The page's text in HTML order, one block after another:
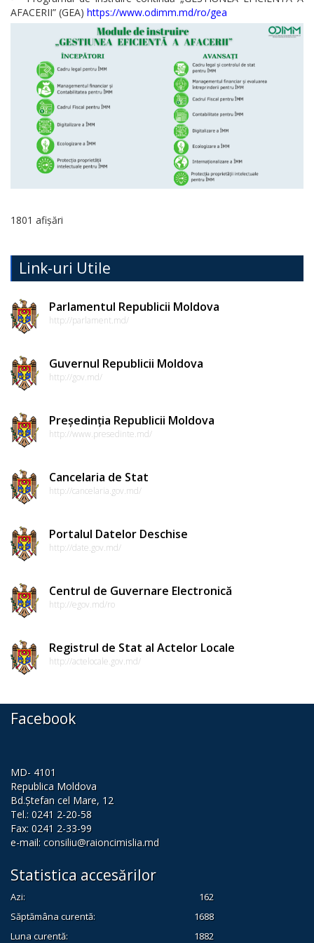
Serviciul
Arhivă
Serviciul
Juridic
Serviciul
Audit
Declarații
avere
și
interese
personale
Consilierii
Comisiile
de
specialitate
ale
consiliului
Codul
conduită
a
funcționarilor
Linia
instituțională
pentru
Transparență
decizională
AFACERII” (GEA) https://www.odimm.md/ro/gea
1801 afișări
Link-uri Utile
Parlamentul Republicii Moldova
http://parlament.md/
Guvernul Republicii Moldova
http://gov.md/
Președinția Republicii Moldova
http://www.presedinte.md/
Cancelaria de Stat
http://cancelaria.gov.md/
Portalul Datelor Deschise
http://date.gov.md/
Centrul de Guvernare Electronică
http://egov.md/ro
Registrul de Stat al Actelor Locale
http://actelocale.gov.md/
Facebook
MD- 4101
Republica Moldova
Bd.Ștefan cel Mare, 12
Tel.: 0241 2-20-58
Fax: 0241 2-33-99
e-mail: consiliu@raioncimislia.md
Statistica accesărilor
Azi:
162
Săptămâna curentă:
1688
Luna curentă:
1882